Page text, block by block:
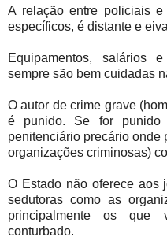
A relação entre policiais
específicos, é distante e
Equipamentos, salários
sempre são bem cuidadas
O autor de crime grave
é punido. Se for punido
penitenciário precário onde
organizações criminosas)
O Estado não oferece aos
sedutoras como as
principalmente os que
conturbado.